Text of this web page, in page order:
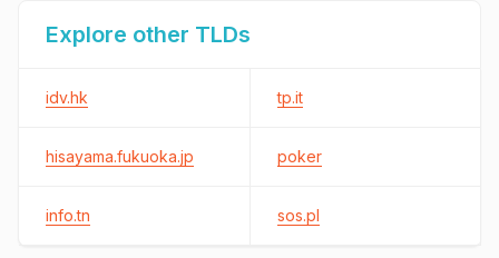
Explore other TLDs
idv.hk tp.it
hisayama.fukuoka.jp poker
info.tn sos.pl